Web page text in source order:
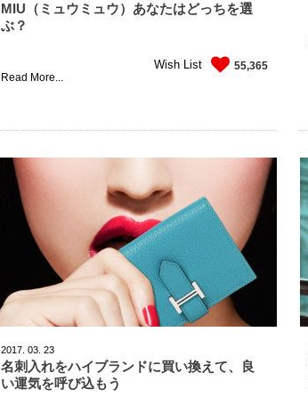
MIU（ミュウミュウ）あなたはどっちを選
ぶ？
Read More...
55,365
Wish List
2017. 03. 23
名刺入れをハイブランドに買い換えて、良
い運気を呼び込もう